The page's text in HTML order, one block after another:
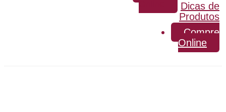
Dicas de
Produtos
Compre
Online